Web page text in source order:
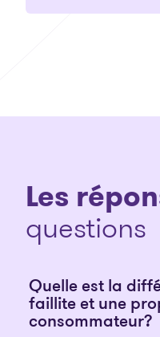
Les
questions
Quelle est la
faillite et une
consommateur?